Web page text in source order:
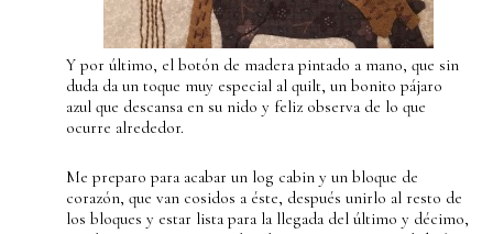
Y por último, el botón de madera pintado a mano, que sin
duda da un toque muy especial al quilt, un bonito pájaro
azul que descansa en su nido y feliz observa de lo que
ocurre alrededor.
Me preparo para acabar un log cabin y un bloque de
corazón, que van cosidos a éste, después unirlo al resto de
los bloques y estar lista para la llegada del último y décimo,